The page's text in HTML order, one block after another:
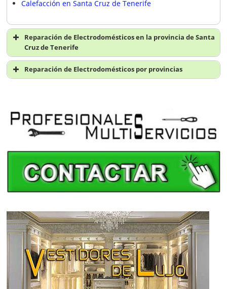
Calefacción en Santa Cruz de Tenerife
Reparación de Electrodomésticos en la provincia de Santa
Cruz de Tenerife
Reparación de electrodomésticos en Santa Cruz de
Tenerife
Reparación de electrodomésticos en Arona
Reparación de electrodomésticos en Granadilla de
Reparación de electrodomésticos en Guía de Isora
Reparación de electrodomésticos en Icod de los Vinos
Reparación de electrodomésticos en La Orotava
Reparación de electrodomésticos en Los Llanos de
Reparación de electrodomésticos en Puerto de la Cruz
Reparación de electrodomésticos en San Cristóbal de la
Laguna
Reparación de electrodomésticos en Tacoronte
Reparación de Electrodomésticos por provincias
Reparación de electrodomésticos en Albacete
Reparación de electrodomésticos en Alicante
Reparación de electrodomésticos en Almería
Reparación de electrodomésticos en Asturias
Reparación de electrodomésticos en Ávila
Reparación de electrodomésticos en Badajoz
Reparación de electrodomésticos en Baleares
Reparación de electrodomésticos en Bilbao
Reparación de electrodomésticos en Burgos
Reparación de electrodomésticos en Cáceres
Reparación de electrodomésticos en Cádiz
Reparación de electrodomésticos en Cantabria
Reparación de electrodomésticos en Castellón